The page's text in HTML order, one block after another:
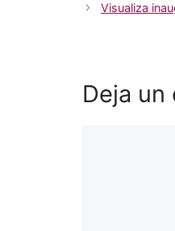
Visualiza
Deja un